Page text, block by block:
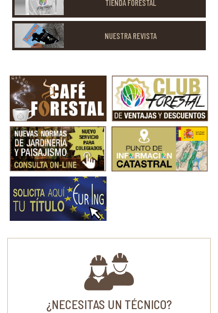
TIENDA FORESTAL
NUESTRA REVISTA
¿NECESITAS UN TÉCNICO?